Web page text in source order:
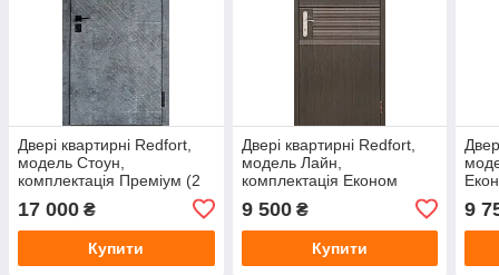
Двері квартирні Redfort,
модель Стоун,
комплектація Преміум (2
17 000 ₴
Купити
Двері квартирні Redfort,
модель Лайн,
комплектація Економ
9 500₴
Купити
9